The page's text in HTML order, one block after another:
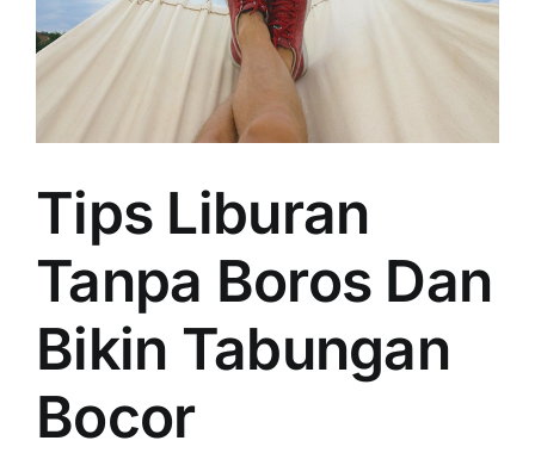
Tips Liburan
Tanpa Boros Dan
Bikin Tabungan
Bocor